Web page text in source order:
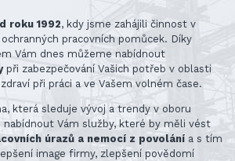
roku 1992, kdy jsme zahájili činnost v
pracovních pomůcek. Díky
Vám dnes můžeme nabídnout
při zabezpečování Vašich potřeb v oblasti
při práci a ve Vašem volném čase.
která sleduje vývoj a trendy v oboru
nabídnout Vám služby, které by měli vést
úrazů a nemocí z povolání a s tím
image firmy, zlepšení povědomí